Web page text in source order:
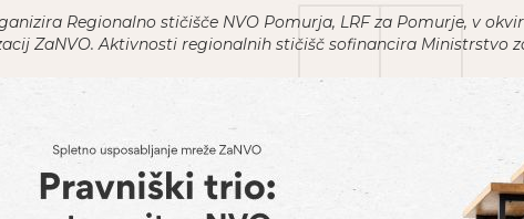
Regionalno stičišče NVO Pomurja, LRF za Pomurje, v
ZaNVO. Aktivnosti regionalnih stičišč sofinancira Ministrstvo